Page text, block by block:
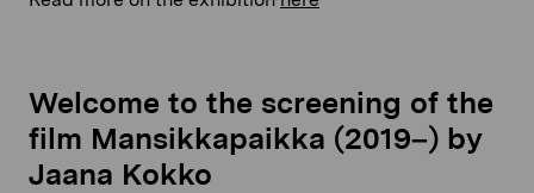
Welcome to the screening of the
film Mansikkapaikka (2019–) by
Jaana Kokko